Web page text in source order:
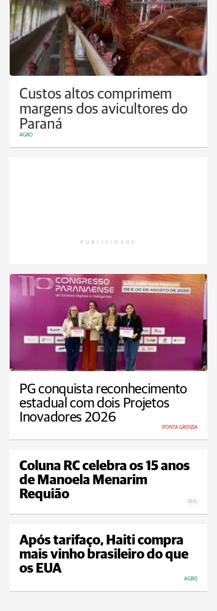
Custos altos comprimem
margens dos avicultores do
Paraná
AGRO
PUBLICIDADE
PG conquista reconhecimento
estadual com dois Projetos
Inovadores 2026
PONTA GROSSA
Coluna RC celebra os 15 anos
de Manoela Menarim
Requião
MIX
Após tarifaço, Haiti compra
mais vinho brasileiro do que
os EUA
AGRO